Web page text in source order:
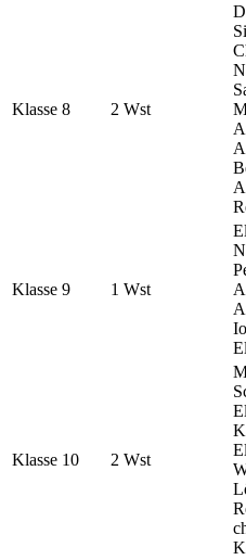
Klasse 8 2 Wst
Klasse 9 1 Wst
Klasse 10 2 Wst